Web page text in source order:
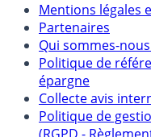
Mentions légales
Partenaires
Qui sommes-nous
Politique de
épargne
Collecte avis
Politique de